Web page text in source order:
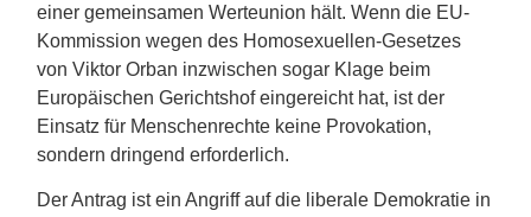
einer gemeinsamen Werteunion hält. Wenn die EU-
Kommission wegen des Homosexuellen-Gesetzes
von Viktor Orban inzwischen sogar Klage beim
Europäischen Gerichtshof eingereicht hat, ist der
Einsatz für Menschenrechte keine Provokation,
sondern dringend erforderlich.
Der Antrag ist ein Angriff auf die liberale Demokratie in